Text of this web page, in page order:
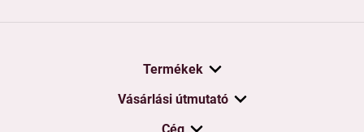
Termékek
Vásárlási útmutató